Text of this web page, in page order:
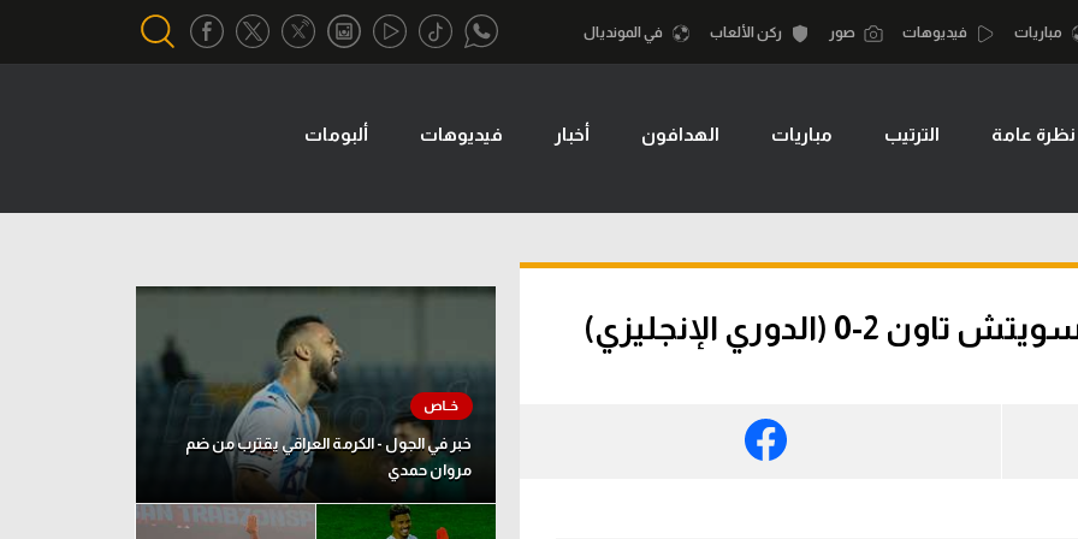
الكرة الإفريقية
سعودي في الجول
كرة السلة الأمريكية
كرة سلة
كرة يد
تحقيق في الجول
تقرير في الجول
تحليل في الجول
حكايات في الجول
كويز في الجول
فيديو في الجول
مباريات فيديوهات صور ركن الألعاب في المونديال
نظرة عامة الترتيب مباريات الهدافون أخبار فيديوهات ألبومات
الإنجليزي)
خبر في الجول - الكرمة العراقي يقترب من ضم
مروان حمدي